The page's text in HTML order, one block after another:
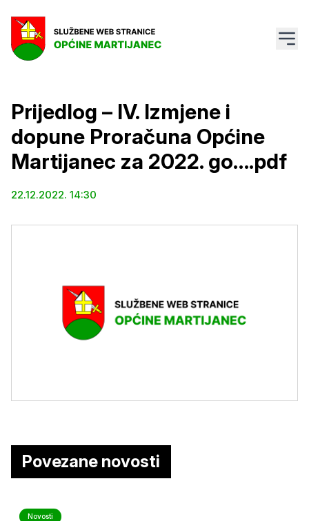
Prijedlog – IV. Izmjene i
dopune Proračuna Općine
Martijanec za 2022. go….pdf
22.12.2022. 14:30
Povezane novosti
Novosti